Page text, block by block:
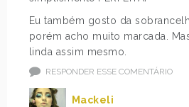
Eu também gosto da
porém acho muito marcada.
linda assim mesmo.
RESPONDER ESSE COMENTÁRIO
Mackeli